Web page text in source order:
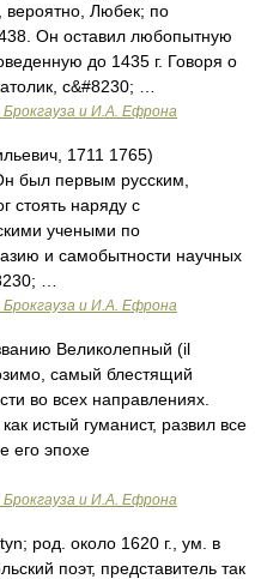
вероятно, Любек; по
Он оставил любопытную
до 1435 г. Говоря о
с&#8230; …
Брокгауза и И.А. Ефрона
1711 1765)
был первым русским,
стоять наряду с
учеными по
и самобытности научных
…
Брокгауза и И.А. Ефрона
Великолепный (il
самый блестящий
во всех направлениях.
истый гуманист, развил все
его эпохе
Брокгауза и И.А. Ефрона
род. около 1620 г., ум. в
поэт, представитель так